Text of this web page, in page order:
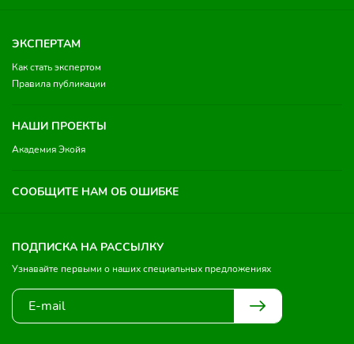
ЭКСПЕРТАМ
Как стать экспертом
Правила публикации
НАШИ ПРОЕКТЫ
Академия Экойя
СООБЩИТЕ НАМ ОБ ОШИБКЕ
ПОДПИСКА НА РАССЫЛКУ
Узнавайте первыми о наших специальных предложениях